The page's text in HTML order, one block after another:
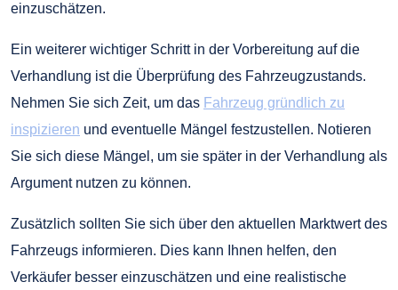
einzuschätzen.
Ein weiterer wichtiger Schritt in der Vorbereitung auf die
Verhandlung ist die Überprüfung des Fahrzeugzustands.
Nehmen Sie sich Zeit, um das Fahrzeug gründlich zu
inspizieren und eventuelle Mängel festzustellen. Notieren
Sie sich diese Mängel, um sie später in der Verhandlung als
Argument nutzen zu können.
Zusätzlich sollten Sie sich über den aktuellen Marktwert des
Fahrzeugs informieren. Dies kann Ihnen helfen, den
Verkäufer besser einzuschätzen und eine realistische